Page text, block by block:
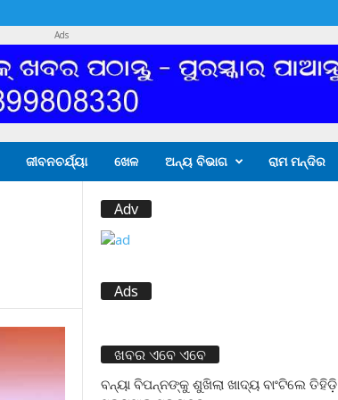
Ads
ଜୀବନଚର୍ଯ୍ୟା ଖେଳ ଅନ୍ୟ ବିଭାଗ ରାମ ମନ୍ଦିର
Adv
Ads
ଖବର ଏବେ ଏବେ
ବନ୍ୟା ବିପନ୍ନଙ୍କୁ ଶୁଖିଲା ଖାଦ୍ୟ ବାଂଟିଲେ ତିହିଡି଼